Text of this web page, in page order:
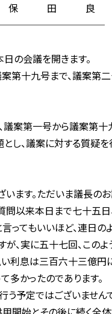
保 田 良
の会議を開きます。
十九号まで、議案第二
案第一号から議案第十
し、議案に対する質疑を
す。ただいま議長のお
以来本日まで七十五日
てもいいほど、連日
、実に五十七回、この
利息は三百六十三億円
かったのであります。
予定ではございませ